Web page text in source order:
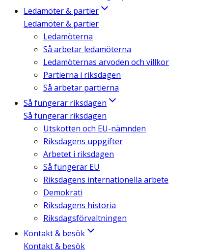
Ledamöter & partier
Ledamöter & partier
Ledamöterna
Så arbetar ledamöterna
Ledamöternas arvoden och villkor
Partierna i riksdagen
Så arbetar partierna
Så fungerar riksdagen
Så fungerar riksdagen
Utskotten och EU-nämnden
Riksdagens uppgifter
Arbetet i riksdagen
Så fungerar EU
Riksdagens internationella arbete
Demokrati
Riksdagens historia
Riksdagsförvaltningen
Kontakt & besök
Kontakt & besök